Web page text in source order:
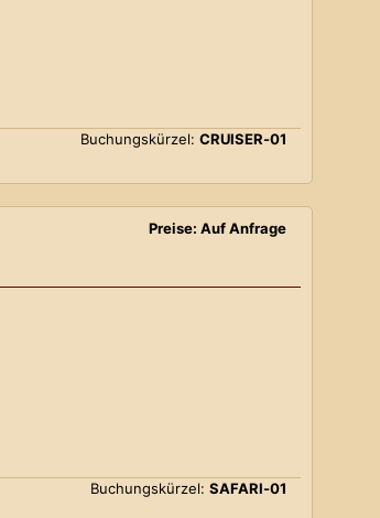
Buchungskürzel: CRUISER-01
Preise: Auf Anfrage
Buchungskürzel: SAFARI-01